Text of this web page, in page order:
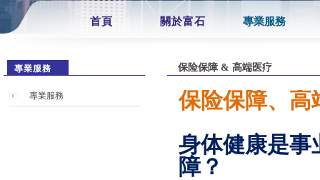
首頁 關於富石 專業服務
專業服務
專業服務
保险保障 & 高端医疗
保险保障、高
身体健康是事
障？